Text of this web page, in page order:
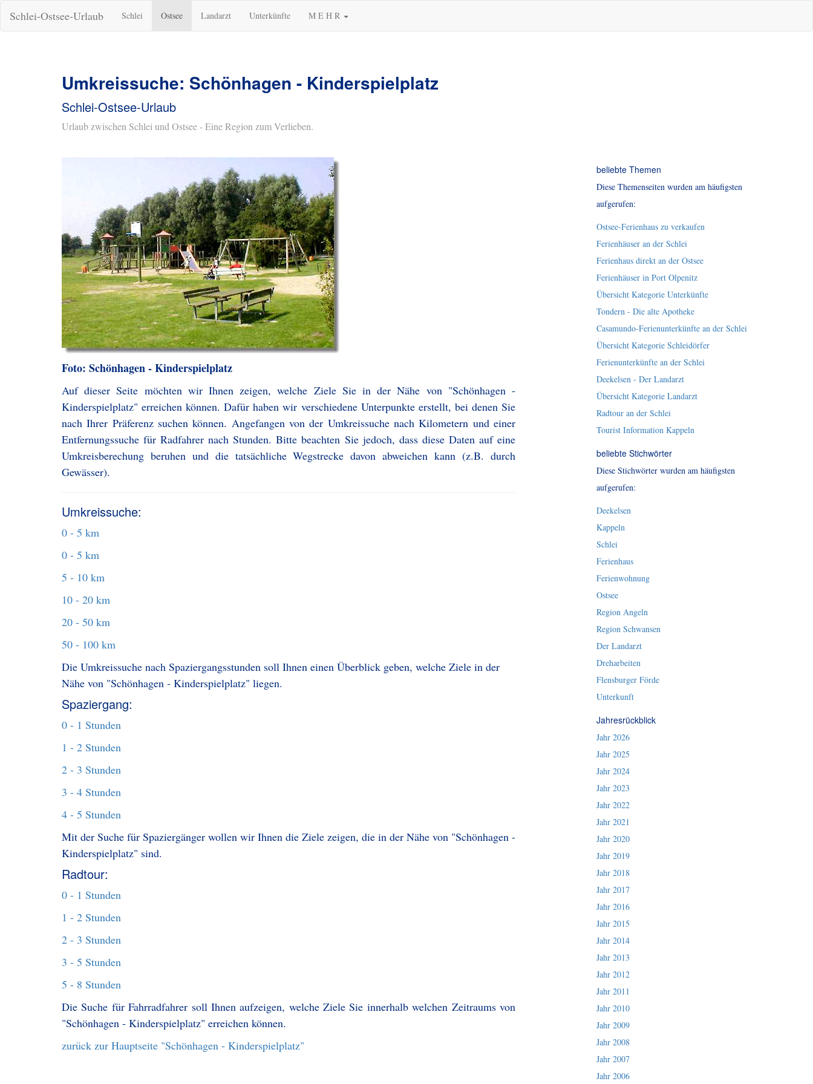
Schlei-Ostsee-Urlaub Schlei Ostsee Landarzt Unterkünfte M E H R
Umkreissuche: Schönhagen - Kinderspielplatz
Schlei-Ostsee-Urlaub
Urlaub zwischen Schlei und Ostsee - Eine Region zum Verlieben.
Foto: Schönhagen - Kinderspielplatz
Auf dieser Seite möchten wir Ihnen zeigen, welche Ziele Sie in der Nähe von "Schönhagen -
Kinderspielplatz" erreichen können. Dafür haben wir verschiedene Unterpunkte erstellt, bei denen Sie
nach Ihrer Präferenz suchen können. Angefangen von der Umkreissuche nach Kilometern und einer
Entfernungssuche für Radfahrer nach Stunden. Bitte beachten Sie jedoch, dass diese Daten auf eine
Umkreisberechung beruhen und die tatsächliche Wegstrecke davon abweichen kann (z.B. durch
Gewässer).
Umkreissuche:
0 - 5 km
0 - 5 km
5 - 10 km
10 - 20 km
20 - 50 km
50 - 100 km
Die Umkreissuche nach Spaziergangsstunden soll Ihnen einen Überblick geben, welche Ziele in der
Nähe von "Schönhagen - Kinderspielplatz" liegen.
Spaziergang:
0 - 1 Stunden
1 - 2 Stunden
2 - 3 Stunden
3 - 4 Stunden
4 - 5 Stunden
Mit der Suche für Spaziergänger wollen wir Ihnen die Ziele zeigen, die in der Nähe von "Schönhagen -
Kinderspielplatz" sind.
Radtour:
0 - 1 Stunden
1 - 2 Stunden
2 - 3 Stunden
3 - 5 Stunden
5 - 8 Stunden
Die Suche für Fahrradfahrer soll Ihnen aufzeigen, welche Ziele Sie innerhalb welchen Zeitraums von
"Schönhagen - Kinderspielplatz" erreichen können.
zurück zur Hauptseite "Schönhagen - Kinderspielplatz"
beliebte Themen
Diese Themenseiten wurden am häufigsten
aufgerufen:
Ostsee-Ferienhaus zu verkaufen
Ferienhäuser an der Schlei
Ferienhaus direkt an der Ostsee
Ferienhäuser in Port Olpenitz
Übersicht Kategorie Unterkünfte
Tondern - Die alte Apotheke
Casamundo-Ferienunterkünfte an der Schlei
Übersicht Kategorie Schleidörfer
Ferienunterkünfte an der Schlei
Deekelsen - Der Landarzt
Übersicht Kategorie Landarzt
Radtour an der Schlei
Tourist Information Kappeln
beliebte Stichwörter
Diese Stichwörter wurden am häufigsten
aufgerufen:
Deekelsen
Kappeln
Schlei
Ferienhaus
Ferienwohnung
Ostsee
Region Angeln
Region Schwansen
Der Landarzt
Dreharbeiten
Flensburger Förde
Unterkunft
Jahresrückblick
Jahr 2026
Jahr 2025
Jahr 2024
Jahr 2023
Jahr 2022
Jahr 2021
Jahr 2020
Jahr 2019
Jahr 2018
Jahr 2017
Jahr 2016
Jahr 2015
Jahr 2014
Jahr 2013
Jahr 2012
Jahr 2011
Jahr 2010
Jahr 2009
Jahr 2008
Jahr 2007
Jahr 2006